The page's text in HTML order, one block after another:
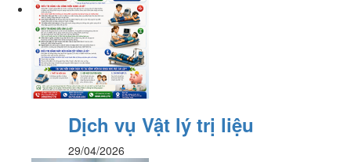
Dịch vụ Vật lý trị liệu
29/04/2026